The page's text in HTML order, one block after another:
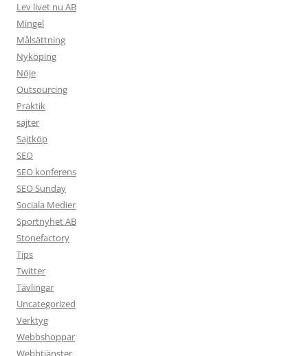
Lev livet nu AB
Mingel
Målsättning
Nyköping
Nöje
Outsourcing
Praktik
sajter
Sajtköp
SEO
SEO konferens
SEO Sunday
Sociala Medier
Sportnyhet AB
Stonefactory
Tips
Twitter
Tävlingar
Uncategorized
Verktyg
Webbshoppar